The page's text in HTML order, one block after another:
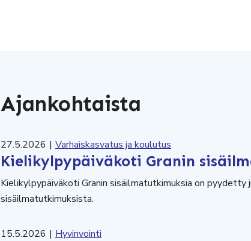
Ajankohtaista
27.5.2026 | Varhaiskasvatus ja koulutus
Kielikylpypäiväkoti Granin
Kielikylpypäiväkoti Granin sisäilmatutkimuksia on
sisäilmatutkimuksista.
15.5.2026 | Hyvinvointi